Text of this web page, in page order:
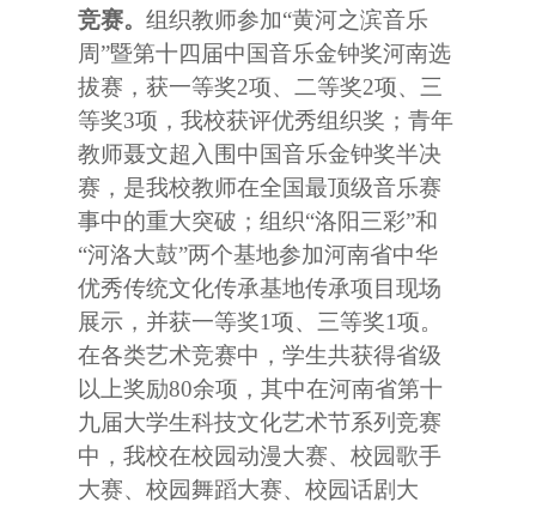
竞赛。 组织教师参加“黄河之滨音乐
周”暨第十四届中国音乐金钟奖河南选
拔赛，获一等奖2项、二等奖2项、三
等奖3项，我校获评优秀组织奖；青年
教师聂文超入围中国音乐金钟奖半决
赛，是我校教师在全国最顶级音乐赛
事中的重大突破；组织“洛阳三彩”和
“河洛大鼓”两个基地参加河南省中华
优秀传统文化传承基地传承项目现场
展示，并获一等奖1项、三等奖1项。
在各类艺术竞赛中，学生共获得省级
以上奖励80余项，其中在河南省第十
九届大学生科技文化艺术节系列竞赛
中，我校在校园动漫大赛、校园歌手
大赛、校园舞蹈大赛、校园话剧大